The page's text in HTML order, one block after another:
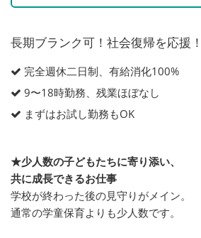
長期ブランク可！社会復帰を応援
完全週休二日制、有給消化100%
9〜18時勤務、残業ほぼなし
まずはお試し勤務もOK
★少人数の子どもたちに寄り添い、
共に成長できるお仕事
学校が終わった後の見守りがメイン。
通常の学童保育よりも少人数です。